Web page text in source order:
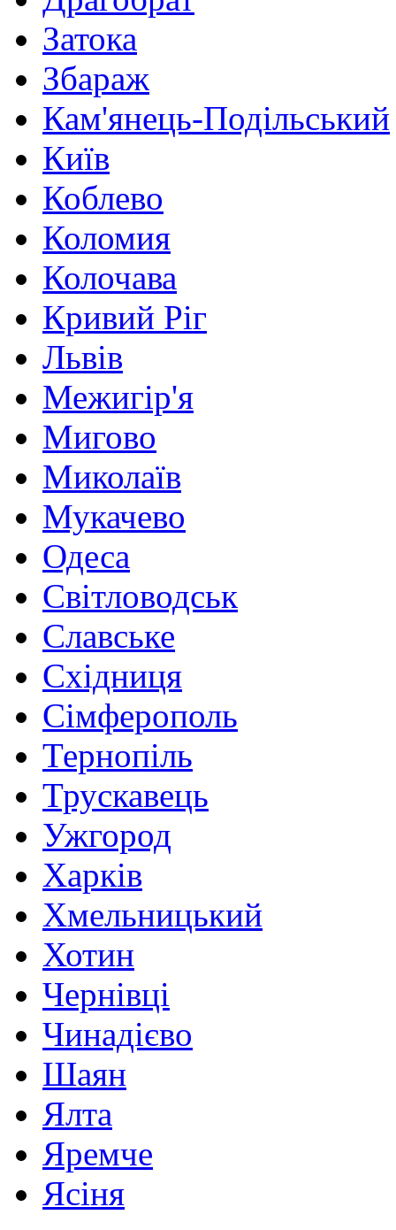
Затока
Збараж
Кам'янець-Подільський
Київ
Коблево
Коломия
Колочава
Кривий Ріг
Львів
Межигір'я
Мигово
Миколаїв
Мукачево
Одеса
Світловодськ
Славське
Східниця
Сімферополь
Тернопіль
Трускавець
Ужгород
Харків
Хмельницький
Хотин
Чернівці
Чинадієво
Шаян
Ялта
Яремче
Ясіня